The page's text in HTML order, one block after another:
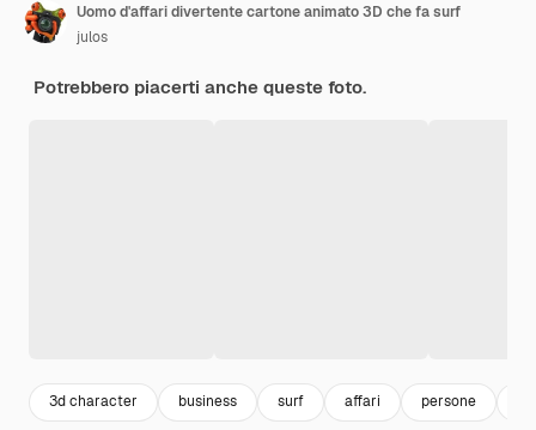
Uomo d'affari divertente cartone animato 3D che fa surf
julos
Potrebbero piacerti anche queste foto.
3d character business surf affari persone